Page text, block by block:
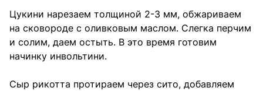
Цукини нарезаем толщиной 2-3 мм, обжариваем
на сковороде с оливковым маслом. Слегка перчим
и солим, даем остыть. В это время готовим
начинку инвольтини.
Сыр рикотта протираем через сито, добавляем